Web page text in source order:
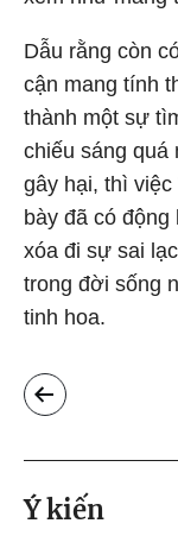
Dẫu rằng còn
cận mang tính
thành một sự
chiếu sáng quá
gây hại, thì
bày đã có
xóa đi sự sai
trong đời sống
tinh hoa.
Ý kiến